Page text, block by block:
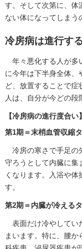
す。そして次第に、体
ない体になってしまう
冷房病は進行する
年々悪化する人が多
に今年は下半身全体、
ど、放置することで症
人は、自分が今どの段
【冷房病の進行度合い】
第1期＝末梢血管収縮
冷房の寒さで手足の
守ろうとして内臓に集
くなります。入浴や
す。
第2期＝内臓が冷える
表面だけ冷やしてい
まいます。特に、腰か